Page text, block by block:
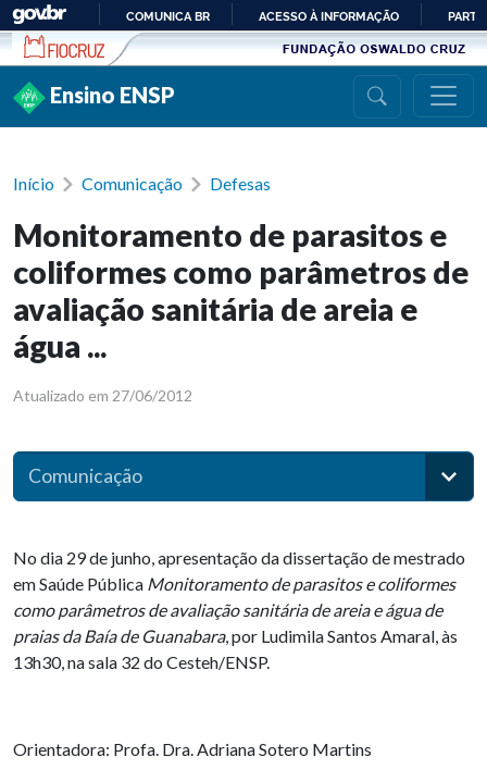
Ir para conteúdo
PARA
COMUNICA BR ACESSO À INFORMAÇÃO
Ensino ENSP
Início Comunicação Defesas
Monitoramento de parasitos e
coliformes como parâmetros de
avaliação sanitária de areia e
água ...
Atualizado em 27/06/2012
Comunicação
No dia 29 de junho, apresentação da dissertação de mestrado
em Saúde Pública Monitoramento de parasitos e coliformes
como parâmetros de avaliação sanitária de areia e água de
praias da Baía de Guanabara, por Ludimila Santos Amaral, às
13h30, na sala 32 do Cesteh/ENSP.
Orientadora: Profa. Dra. Adriana Sotero Martins